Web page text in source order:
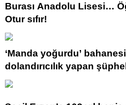
Burası Anadolu Lisesi…
Otur sıfır!
‘Manda yoğurdu’
dolandırıcılık yapan